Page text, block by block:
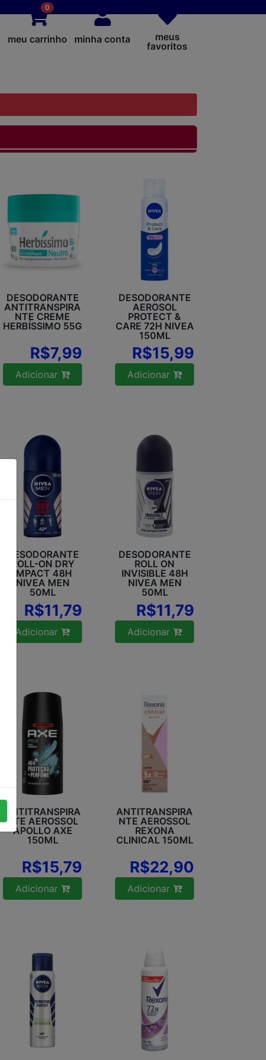
0
meu carrinho minha conta
meus
favoritos
DESODORANTE
ANTITRANSPIRA
NTE CREME
HERBÍSSIMO 55G
R$7,99
Adicionar
DESODORANTE
AEROSOL
PROTECT &
CARE 72H NIVEA
150ML
R$15,99
Adicionar
DESODORANTE
ROLL-ON DRY
IMPACT 48H
NIVEA MEN
50ML
R$11,79
Adicionar
DESODORANTE
ROLL ON
INVISIBLE 48H
NIVEA MEN
50ML
R$11,79
Adicionar
ANTITRANSPIRA
NTE AEROSSOL
APOLLO AXE
150ML
R$15,79
Adicionar
ANTITRANSPIRA
NTE AEROSSOL
REXONA
CLINICAL 150ML
R$22,90
Adicionar